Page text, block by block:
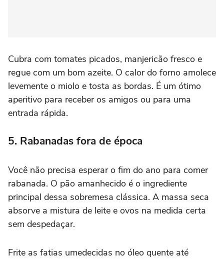
Cubra com tomates picados, manjericão fresco e
regue com um bom azeite. O calor do forno amolece
levemente o miolo e tosta as bordas. É um ótimo
aperitivo para receber os amigos ou para uma
entrada rápida.
5. Rabanadas fora de época
Você não precisa esperar o fim do ano para comer
rabanada. O pão amanhecido é o ingrediente
principal dessa sobremesa clássica. A massa seca
absorve a mistura de leite e ovos na medida certa
sem despedaçar.
Frite as fatias umedecidas no óleo quente até